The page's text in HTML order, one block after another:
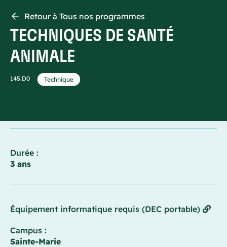
Retour à Tous nos programmes
TECHNIQUES DE SANTÉ
ANIMALE
145.D0 Technique
Durée :
3 ans
Équipement informatique requis (DEC portable)
Campus :
Sainte-Marie